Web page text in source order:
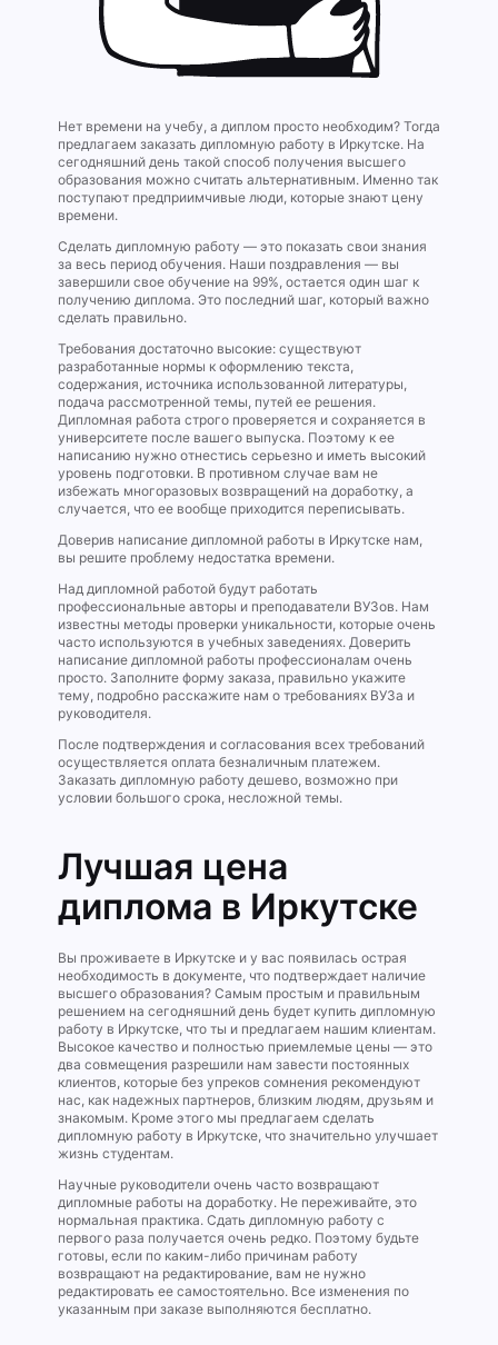
Нет времени на учебу, а диплом просто необходим? Тогда
предлагаем заказать дипломную работу в Иркутске. На
сегодняшний день такой способ получения высшего
образования можно считать альтернативным. Именно так
поступают предприимчивые люди, которые знают цену
времени.
Сделать дипломную работу — это показать свои знания
за весь период обучения. Наши поздравления — вы
завершили свое обучение на 99%, остается один шаг к
получению диплома. Это последний шаг, который важно
сделать правильно.
Требования достаточно высокие: существуют
разработанные нормы к оформлению текста,
содержания, источника использованной литературы,
подача рассмотренной темы, путей ее решения.
Дипломная работа строго проверяется и сохраняется в
университете после вашего выпуска. Поэтому к ее
написанию нужно отнестись серьезно и иметь высокий
уровень подготовки. В противном случае вам не
избежать многоразовых возвращений на доработку, а
случается, что ее вообще приходится переписывать.
Доверив написание дипломной работы в Иркутске нам,
вы решите проблему недостатка времени.
Над дипломной работой будут работать
профессиональные авторы и преподаватели ВУЗов. Нам
известны методы проверки уникальности, которые очень
часто используются в учебных заведениях. Доверить
написание дипломной работы профессионалам очень
просто. Заполните форму заказа, правильно укажите
тему, подробно расскажите нам о требованиях ВУЗа и
руководителя.
После подтверждения и согласования всех требований
осуществляется оплата безналичным платежем.
Заказать дипломную работу дешево, возможно при
условии большого срока, несложной темы.
Лучшая цена
диплома в Иркутске
Вы проживаете в Иркутске и у вас появилась острая
необходимость в документе, что подтверждает наличие
высшего образования? Самым простым и правильным
решением на сегодняшний день будет купить дипломную
работу в Иркутске, что ты и предлагаем нашим клиентам.
Высокое качество и полностью приемлемые цены — это
два совмещения разрешили нам завести постоянных
клиентов, которые без упреков сомнения рекомендуют
нас, как надежных партнеров, близким людям, друзьям и
знакомым. Кроме этого мы предлагаем сделать
дипломную работу в Иркутске, что значительно улучшает
жизнь студентам.
Научные руководители очень часто возвращают
дипломные работы на доработку. Не переживайте, это
нормальная практика. Сдать дипломную работу с
первого раза получается очень редко. Поэтому будьте
готовы, если по каким-либо причинам работу
возвращают на редактирование, вам не нужно
редактировать ее самостоятельно. Все изменения по
указанным при заказе выполняются бесплатно.